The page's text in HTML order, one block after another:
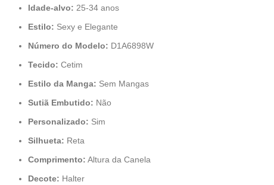
Idade-alvo: 25-34 anos
Estilo: Sexy e Elegante
Número do Modelo: D1A6898W
Tecido: Cetim
Estilo da Manga: Sem Mangas
Sutiã Embutido: Não
Personalizado: Sim
Silhueta: Reta
Comprimento: Altura da Canela
Decote: Halter